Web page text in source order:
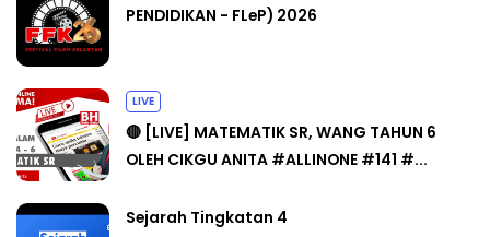
PENDIDIKAN - FLeP) 2026
LIVE
🔴 [LIVE] MATEMATIK SR, WANG TAHUN 6
OLEH CIKGU ANITA #ALLINONE #141 #...
Sejarah Tingkatan 4